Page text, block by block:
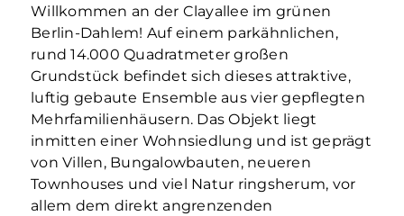
Willkommen an der Clayallee im grünen
Berlin-Dahlem! Auf einem parkähnlichen,
rund 14.000 Quadratmeter großen
Grundstück befindet sich dieses attraktive,
luftig gebaute Ensemble aus vier gepflegten
Mehrfamilienhäusern. Das Objekt liegt
inmitten einer Wohnsiedlung und ist geprägt
von Villen, Bungalowbauten, neueren
Townhouses und viel Natur ringsherum, vor
allem dem direkt angrenzenden